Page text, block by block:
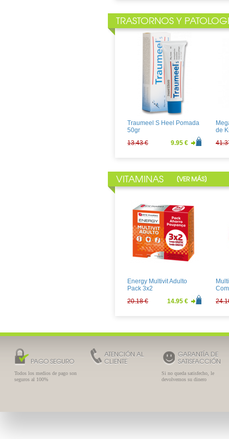
Control Adapta Essence
Fussion 12uds
8.91 €
6.60 €
TRASTORNOS Y
Traumeel S Heel Pomada
50gr
13.43 €
9.95 €
de
Arkovox Propolis Jarabe
150ml
VITAMINAS [VER MÁS]
Energy Multivit Adulto
Pack 3x2
20.18 €
14.95 €
PAGO SEGURO
Todos los medios de pago son
seguros al 100%
ATENCIÓN AL
CLIENTE
GARANTÍA DE
SATISFACCIÓN
Si no queda satisfecho, le
devolvemos su dinero